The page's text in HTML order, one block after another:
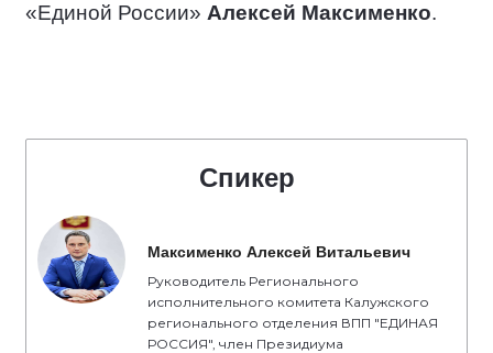
«Единой России» Алексей Максименко.
Спикер
Максименко Алексей Витальевич
Руководитель Регионального
исполнительного комитета Калужского
регионального отделения ВПП "ЕДИНАЯ
РОССИЯ", член Президиума